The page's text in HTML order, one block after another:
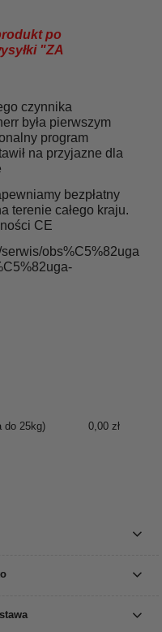
po
"ZA
czynnika
była pierwszym
program
na przyjazne dla
bezpłatny
terenie całego kraju.
CE
obs%C5%82uga
KOSZTÓW
do 25kg) 0,00 zł